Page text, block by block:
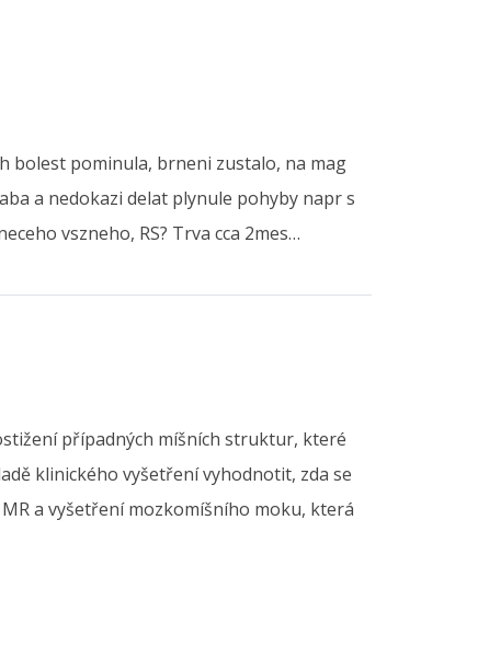
bolest pominula, brneni zustalo, na mag
a nedokazi delat plynule pohyby napr s
vszneho, RS? Trva cca 2mes…
případných míšních struktur, které
klinického vyšetření vyhodnotit, zda se
a vyšetření mozkomíšního moku, která